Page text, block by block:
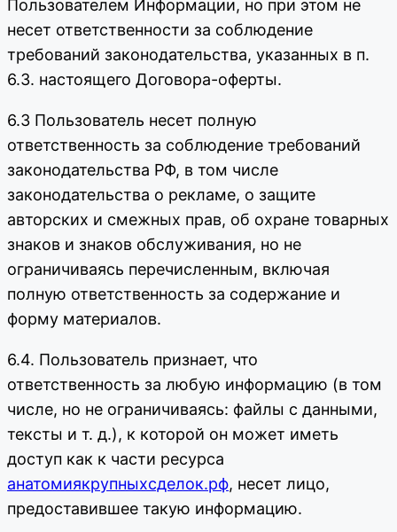
Пользователем Информации, но при этом не
несет ответственности за соблюдение
требований законодательства, указанных в п.
6.3. настоящего Договора-оферты.
6.3 Пользователь несет полную
ответственность за соблюдение требований
законодательства РФ, в том числе
законодательства о рекламе, о защите
авторских и смежных прав, об охране товарных
знаков и знаков обслуживания, но не
ограничиваясь перечисленным, включая
полную ответственность за содержание и
форму материалов.
6.4. Пользователь признает, что
ответственность за любую информацию (в том
числе, но не ограничиваясь: файлы с данными,
тексты и т. д.), к которой он может иметь
доступ как к части ресурса
анатомиякрупныхсделок.рф, несет лицо,
предоставившее такую информацию.